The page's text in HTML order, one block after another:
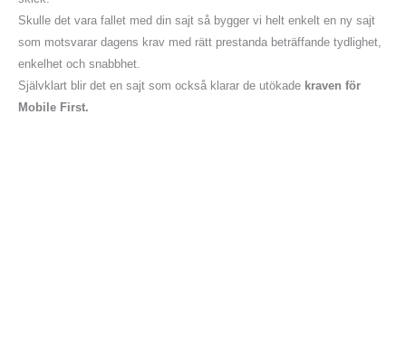
Skulle det vara fallet med din sajt så bygger vi helt enkelt en ny sajt
som motsvarar dagens krav med rätt prestanda beträffande tydlighet,
enkelhet och snabbhet.
Självklart blir det en sajt som också klarar de utökade kraven för
Mobile First.